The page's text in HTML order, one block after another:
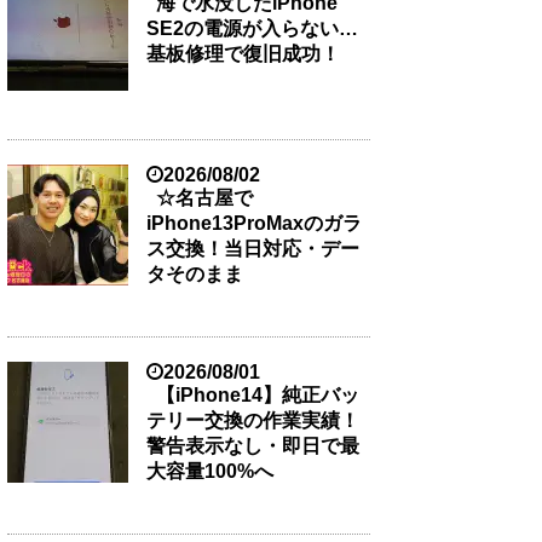
SE2の電源が入らない…
基板修理で復旧成功！
2026/08/02
☆名古屋で
iPhone13ProMaxのガラ
ス交換！当日対応・デー
タそのまま
2026/08/01
【iPhone14】純正バッ
テリー交換の作業実績！
警告表示なし・即日で最
大容量100%へ